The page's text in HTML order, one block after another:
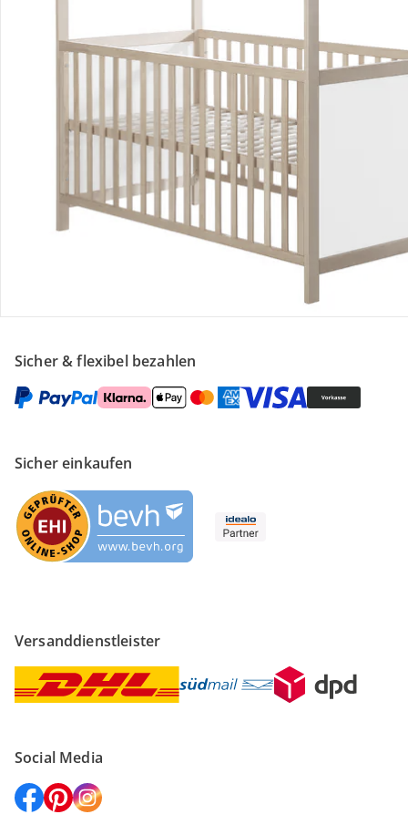
Gutscheine & Aktionen
Kontakt & Service
Filialen & Beratung
Sicher & flexibel bezahlen
Sicher einkaufen
Versanddienstleister
Social Media